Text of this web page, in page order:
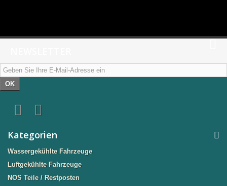
OK
Kategorien
Wassergekühlte Fahrzeuge
Luftgekühlte Fahrzeuge
NOS Teile / Restposten